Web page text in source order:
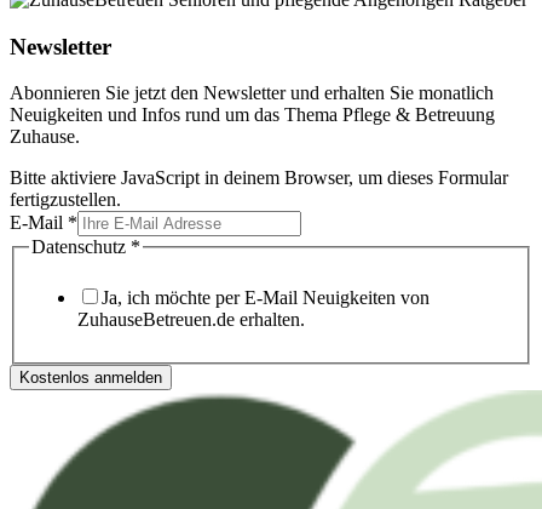
Newsletter
Abonnieren Sie jetzt den Newsletter und erhalten Sie monatlich
Neuigkeiten und Infos rund um das Thema Pflege & Betreuung
Zuhause.
Bitte aktiviere JavaScript in deinem Browser, um dieses Formular
fertigzustellen.
E-Mail *
Datenschutz *
Ja, ich möchte per E-Mail Neuigkeiten von
ZuhauseBetreuen.de erhalten.
Kostenlos anmelden